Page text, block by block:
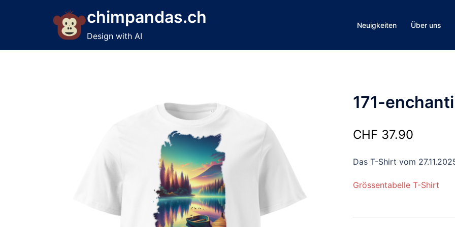
chimpandas.ch
Design with AI
Neuigkeiten Über uns
171-
CHF 37.90
Das T-Shirt vom
Grössentabelle T-Shirt